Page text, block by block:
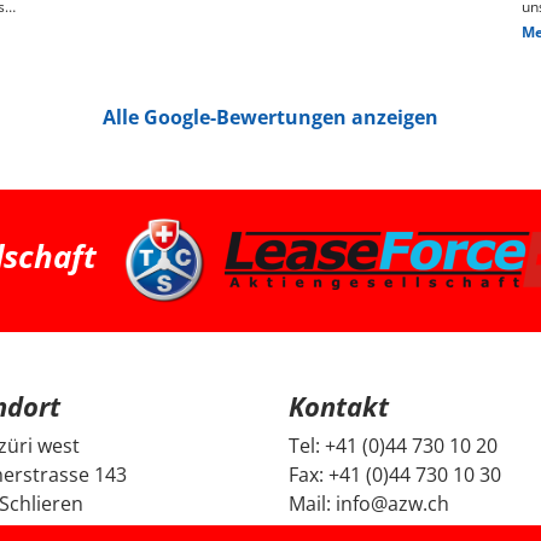
Alle Google-Bewertungen anzeigen
west
143
Kontakt
Tel: +41 (0)44 730 10 20
Fax: +41 (0)44 730 10 30
Mail: info@azw.ch